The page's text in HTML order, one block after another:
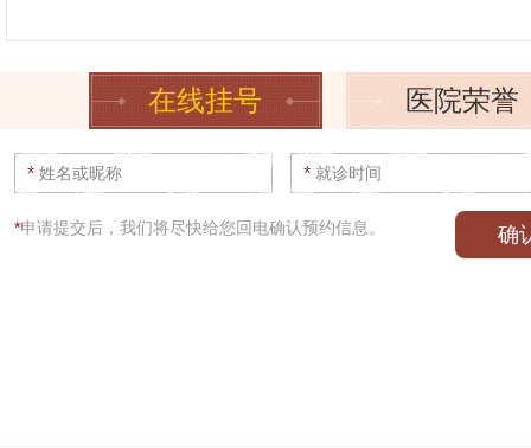
在线挂号 医院荣誉
*申请提交后，我们将尽快给您回电确认预约信息。